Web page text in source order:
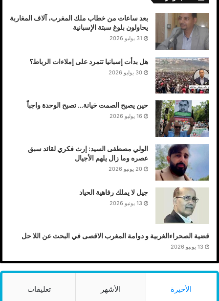
بعد ساعات من خطاب ملك المغرب، آلاف المغاربة
يحاولون بلوغ سبتة الإسبانية
31 يوليو 2026
هل بدأت إسبانيا تتمرد على إملاءات الرباط؟
30 يوليو 2026
حين يصبح الصمت خيانة… تصبح الوحدة واجباً
16 يوليو 2026
الولي مصطفى السيد: إرث فكري لقائد سبق
عصره وما زال يلهم الأجيال
20 يونيو 2026
جيل لا يملك رفاهية الحياد
13 يونيو 2026
قضية الصحراءالغربية و دوامة المغرب الاقصى في البحث عن اللا حل
13 يونيو 2026
الأخيرة الأشهر تعليقات